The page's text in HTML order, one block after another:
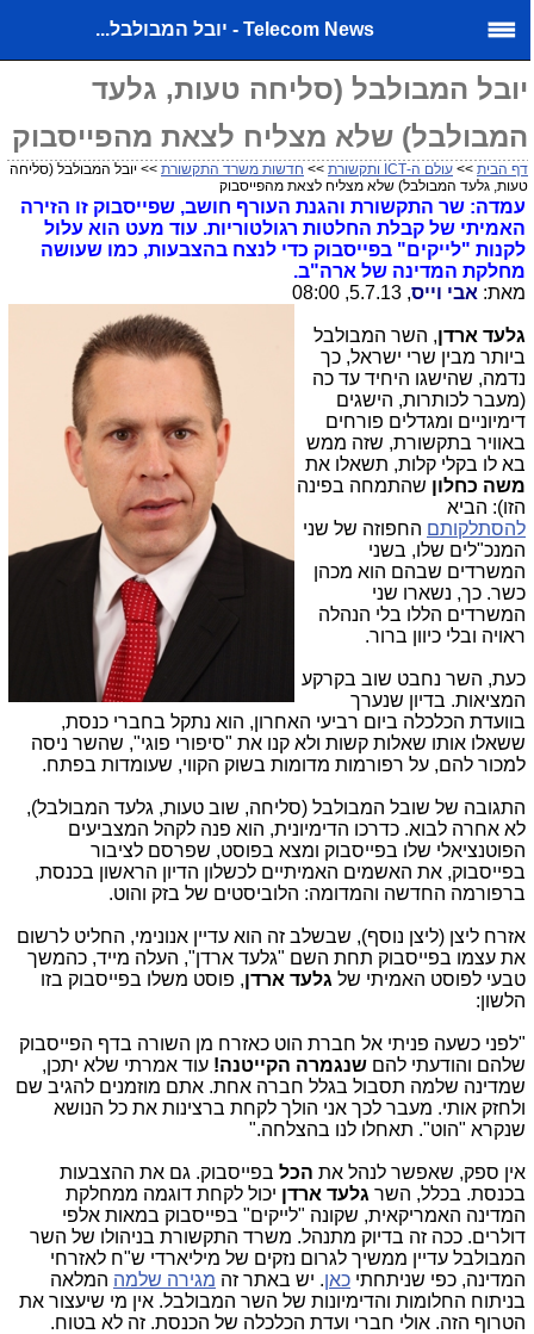
Telecom News - יובל המבולבל...
יובל המבולבל (סליחה טעות, גלעד
המבולבל) שלא מצליח לצאת מהפייסבוק
דף הבית>> עולם ה-ICT ותקשורת >> חדשות משרד התקשורת>> יובל המבולבל (סליחה
טעות, גלעד המבולבל) שלא מצליח לצאת מהפייסבוק
עמדה: שר התקשורת והגנת העורף חושב, שפייסבוק זו הזירה
האמיתי של קבלת החלטות רגולטוריות. עוד מעט הוא עלול
לקנות "לייקים" בפייסבוק כדי לנצח בהצבעות, כמו שעושה
מחלקת המדינה של ארה"ב.
מאת: אבי וייס, 5.7.13, 08:00
גלעד ארדן, השר המבולבל
ביותר מבין שרי ישראל, כך
נדמה, שהישגו היחיד עד כה
(מעבר לכותרות, הישגים
דימיוניים ומגדלים פורחים
באוויר בתקשורת, שזה ממש
בא לו בקלי קלות, תשאלו את
משה כחלון שהתמחה בפינה
הזו): הביא
להסתלקותםהחפוזה של שני
המנכ"לים שלו, בשני
המשרדים שבהם הוא מכהן
כשר. כך, נשארו שני
המשרדים הללו בלי הנהלה
ראויה ובלי כיוון ברור.
כעת, השר נחבט שוב בקרקע
המציאות. בדיון שנערך
בוועדת הכלכלה ביום רביעי האחרון, הוא נתקל בחברי כנסת,
ששאלו אותו שאלות קשות ולא קנו את "סיפורי פוגי", שהשר ניסה
למכור להם, על רפורמות מדומות בשוק הקווי, שעומדות בפתח.
התגובה של שובל המבולבל (סליחה, שוב טעות, גלעד המבולבל),
לא אחרה לבוא. כדרכו הדימיונית, הוא פנה לקהל המצביעים
הפוטנציאלי שלו בפייסבוק ומצא בפוסט, שפרסם לציבור
בפייסבוק, את האשמים האמיתיים לכשלון הדיון הראשון בכנסת,
ברפורמה החדשה והמדומה: הלוביסטים של בזק והוט.
אזרח ליצן (ליצן נוסף), שבשלב זה הוא עדיין אנונימי, החליט לרשום
את עצמו בפייסבוק תחת השם "גלעד ארדן", העלה מייד, כהמשך
טבעי לפוסט האמיתי של גלעד ארדן, פוסט משלו בפייסבוק בזו
הלשון:
"לפני כשעה פניתי אל חברת הוט כאזרח מן השורה בדף הפייסבוק
שלהם והודעתי להם שנגמרה הקייטנה! עוד אמרתי שלא יתכן,
שמדינה שלמה תסבול בגלל חברה אחת. אתם מוזמנים להגיב שם
ולחזק אותי. מעבר לכך אני הולך לקחת ברצינות את כל הנושא
שנקרא "הוט". תאחלו לנו בהצלחה."
אין ספק, שאפשר לנהל את הכל בפייסבוק. גם את ההצבעות
בכנסת. בכלל, השר גלעד ארדןיכול לקחת דוגמה ממחלקת
המדינה האמריקאית, שקונה "לייקים" בפייסבוק במאות אלפי
דולרים. ככה זה בדיוק מתנהל. משרד התקשורת בניהולו של השר
המבולבל עדיין ממשיך לגרום נזקים של מיליארדי ש"ח לאזרחי
המדינה, כפי שניתחתי כאן. יש באתר זה מגירה שלמההמלאה
בניתוח החלומות והדימיונות של השר המבולבל. אין מי שיעצור את
הטרוף הזה. אולי חברי ועדת הכלכלה של הכנסת. זה לא בטוח.